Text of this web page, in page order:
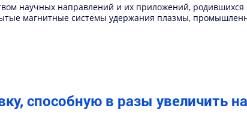
научных направлений и их приложений,
магнитные системы удержания плазмы,
способную в разы увеличить